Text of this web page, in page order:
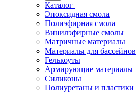
Каталог
Эпоксидная смола
Полиэфирная смола
Винилэфирные смолы
Матричные материалы
Материалы для бассейнов
Гелькоуты
Армирующие материалы
Силиконы
Полиуретаны и пластики